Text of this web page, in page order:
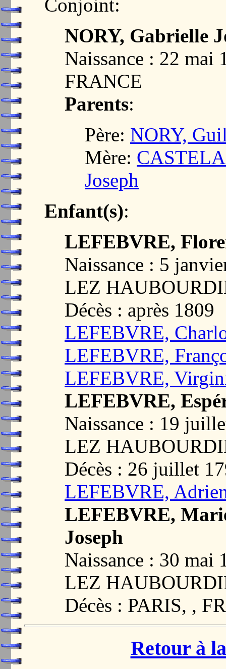
Conjoint:
NORY, Gabrielle
Naissance : 22 mai
FRANCE
Parents:
Père: NORY,
Mère:
Joseph
Enfant(s):
LEFEBVRE,
Naissance : 5
LEZ
Décès : après 1809
LEFEBVRE,
LEFEBVRE,
LEFEBVRE,
LEFEBVRE,
Naissance : 19
LEZ
Décès : 26 juillet
LEFEBVRE,
LEFEBVRE,
Joseph
Naissance : 30
LEZ
Décès : PARIS, ,
Retour à